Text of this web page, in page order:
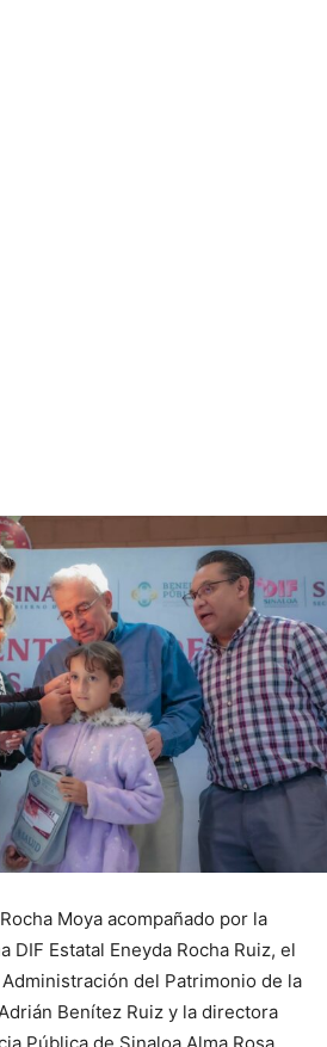
Moya acompañado por la
DIF Estatal Eneyda Rocha Ruiz, el
del Patrimonio de la
Benítez Ruiz y la directora